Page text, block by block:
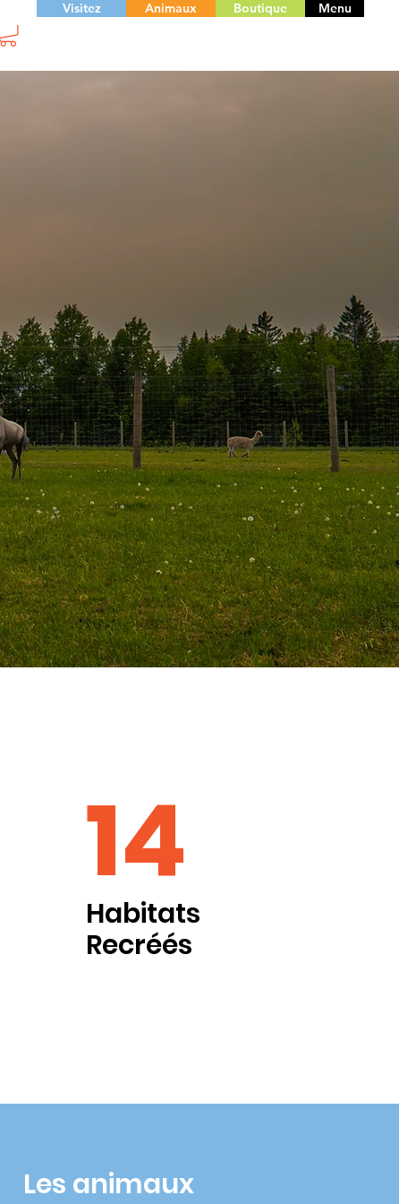
Visitez Animaux Boutique Menu
14
Habitats
Recréés
Les animaux